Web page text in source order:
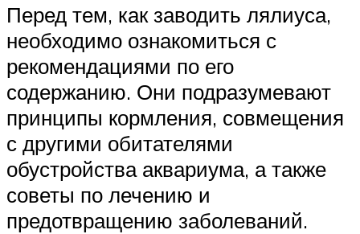
Перед тем, как заводить лялиуса,
необходимо ознакомиться с
рекомендациями по его
содержанию. Они подразумевают
принципы кормления, совмещения
с другими обитателями
обустройства аквариума, а также
советы по лечению и
предотвращению заболеваний.